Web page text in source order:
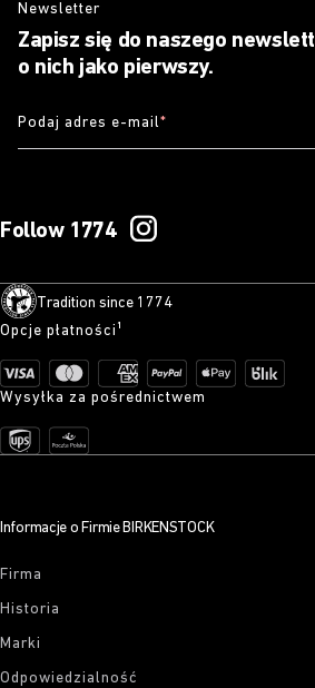
Newsletter
Zapisz się do naszego
o nich jako pierwszy.
Podaj adres e-mail*
Follow 1774
Tradition since 1774
Opcje płatności¹
Wysyłka za pośrednictwem
Informacje o Firmie BIRKENSTOCK
Firma
Historia
Marki
Odpowiedzialność